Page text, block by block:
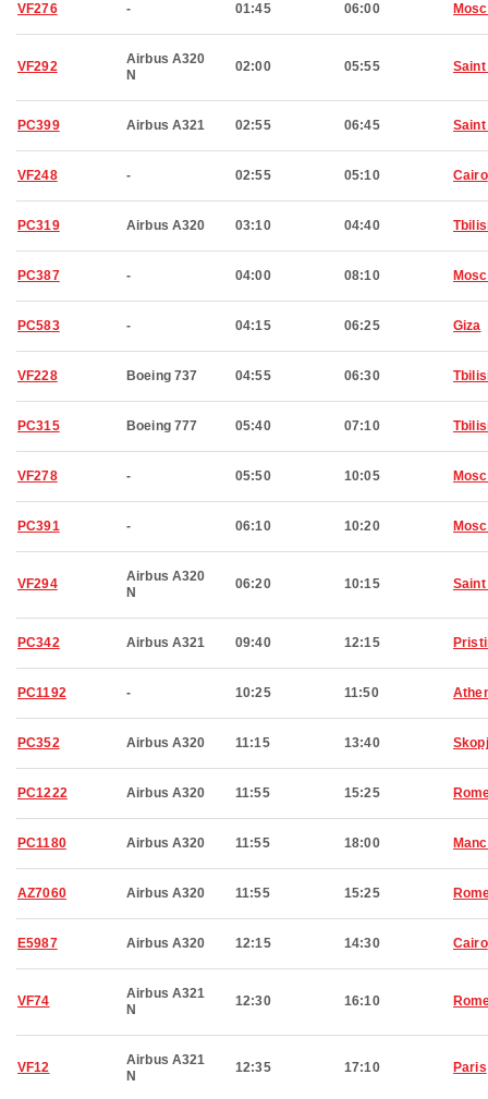
VF276 - 01:45 06:00
VF292
Airbus A320
N
02:00 05:55
PC399 Airbus A321 02:55 06:45
VF248 - 02:55 05:10 Cairo
PC319 Airbus A320 03:10 04:40
PC387 - 04:00 08:10
PC583 - 04:15 06:25 Giza
VF228 Boeing 737 04:55 06:30
PC315 Boeing 777 05:40 07:10
VF278 - 05:50 10:05
PC391 - 06:10 10:20
VF294
Airbus A320
N
06:20 10:15
PC342 Airbus A321 09:40 12:15
PC1192 - 10:25 11:50
PC352 Airbus A320 11:15 13:40
PC1222 Airbus A320 11:55 15:25
PC1180 Airbus A320 11:55 18:00
AZ7060 Airbus A320 11:55 15:25
E5987 Airbus A320 12:15 14:30 Cairo
VF74
Airbus A321
N
12:30 16:10
VF12
Airbus A321
N
12:35 17:10 Paris